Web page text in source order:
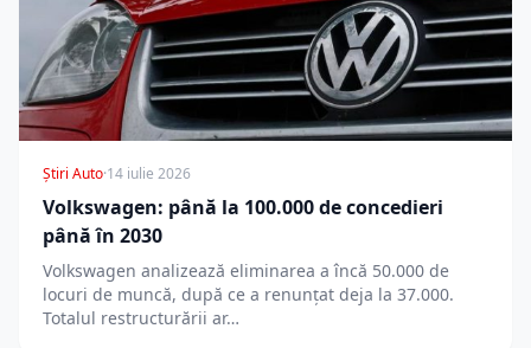
Știri Auto·14 iulie 2026
Volkswagen: până la 100.000 de concedieri
până în 2030
Volkswagen analizează eliminarea a încă 50.000 de
locuri de muncă, după ce a renunțat deja la 37.000.
Totalul restructurării ar…